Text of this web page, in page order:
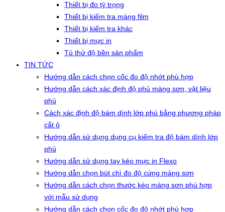
Thiết bị đo tỷ trọng
Thiết bị kiểm tra màng film
Thiết bị kiểm tra khác
Thiết bị mực in
Tủ thử độ bền sản phẩm
TIN TỨC
Hướng dẫn cách chọn cốc đo độ nhớt phù hợp
Hướng dẫn cách xác định độ phủ màng sơn, vật liệu
phủ
Cách xác định độ bám dính lớp phủ bằng phương pháp
cắt ô
Hướng dẫn sử dụng dụng cụ kiểm tra độ bám dính lớp
phủ
Hướng dẫn sử dụng tay kéo mực in Flexo
Hướng dẫn chọn bút chì đo độ cứng màng sơn
Hướng dẫn cách chọn thước kéo màng sơn phù hợp
với mẫu sử dụng
Hướng dẫn cách chọn cốc đo độ nhớt phù hợp